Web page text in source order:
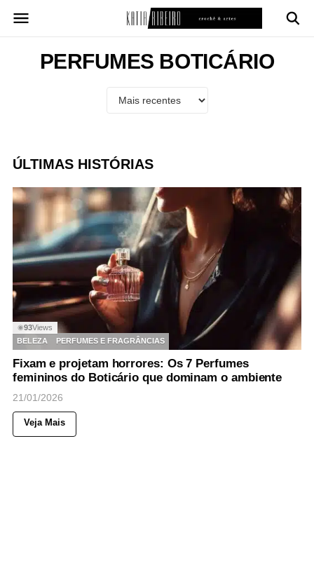
para
conteúdoPERFUMES BOTICÁRIO
ÚLTIMAS HISTÓRIAS
◉93Views
BELEZA
PERFUMES E FRAGRÂNCIAS
Fixam e projetam horrores: Os 7 Perfumes
femininos do Boticário que dominam o ambiente
21/01/2026
Veja Mais